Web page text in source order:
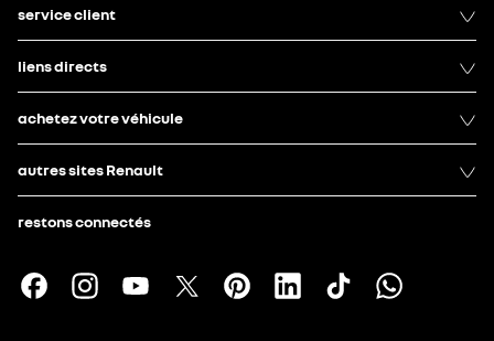
service client
liens directs
achetez votre véhicule
autres sites Renault
restons connectés